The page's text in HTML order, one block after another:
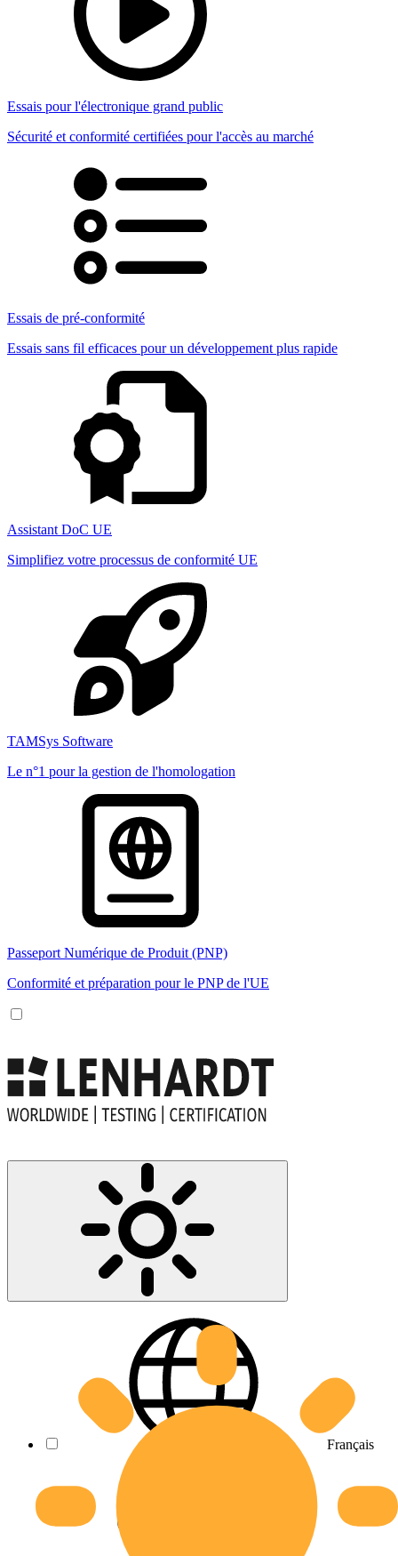
Essais pour l'électronique grand public
Sécurité et conformité certifiées pour l'accès au marché
Essais de pré-conformité
Essais sans fil efficaces pour un développement plus rapide
Assistant DoC UE
Simplifiez votre processus de conformité UE
TAMSys Software
Le n°1 pour la gestion de l'homologation
Passeport Numérique de Produit (PNP)
Conformité et préparation pour le PNP de l'UE
Français